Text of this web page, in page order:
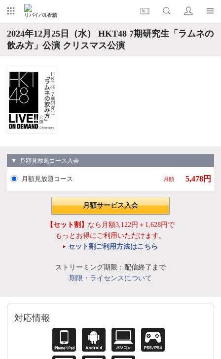
リバイバル配信
2024年12月25日（水） HKT48 7期研究生「ラムネの
飲み方」公演 クリスマス公演
▼ 月額見放題コース入会
月額見放題コース 月額 5,478円
月額サービス入会
【セット割】 なら月額3,122円＋1,628円で
もっとお得にご利用いただけます。
セット割ご利用方法はこちら
ストリーミング期限：配信終了まで
期限・ライセンスについて
対応情報